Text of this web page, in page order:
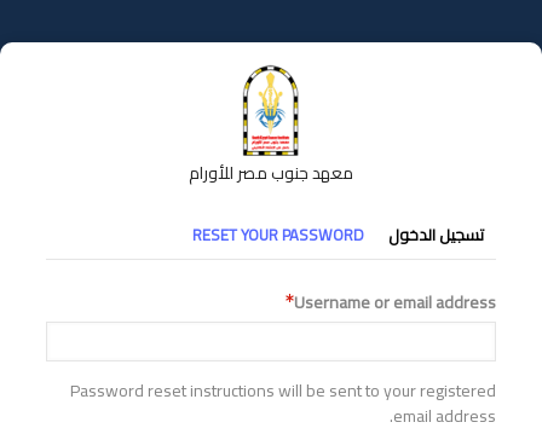
إلى
المحتوى
معهد جنوب مصر للأورام
التبويبات
الأساسية
تسجيل الدخول RESET YOUR PASSWORD
Username or email address
Password reset instructions will be sent to your registered
email address.